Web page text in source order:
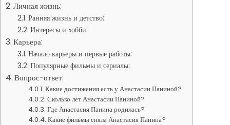
Личная жизнь:
Ранняя жизнь и детство:
Интересы и хобби:
Карьера:
Начало карьеры и первые работы:
Популярные фильмы и сериалы:
Вопрос-ответ:
Какие достижения есть у Анастасии Паниной?
Сколько лет Анастасии Паниной?
Где Анастасия Панина родилась?
Какие фильмы сняла Анастасия Панина?